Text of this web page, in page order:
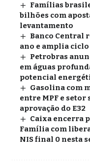
Famílias
bilhões com
levantamento
Banco Central
ano e amplia
Petrobras
em águas
potencial
Gasolina com
entre MPF e
aprovação do E32
Caixa encerra
Família com
NIS final 0 nesta